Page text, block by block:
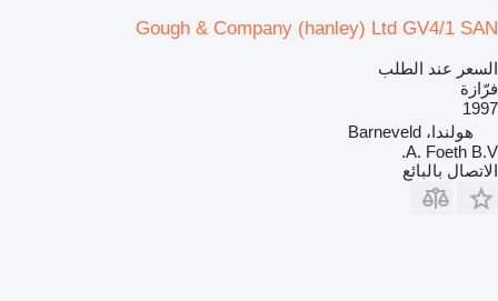
Gough & Company (hanley) Ltd GV4/1 SAN
السعر عند الطلب
فرّازة
1997
هولندا، Barneveld
A. Foeth B.V.
الاتصال بالبائع